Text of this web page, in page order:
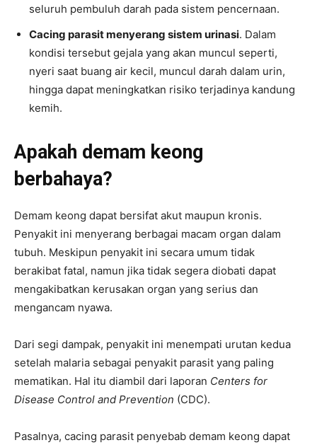
seluruh pembuluh darah pada sistem pencernaan.
Cacing parasit menyerang sistem urinasi. Dalam
kondisi tersebut gejala yang akan muncul seperti,
nyeri saat buang air kecil, muncul darah dalam urin,
hingga dapat meningkatkan risiko terjadinya kandung
kemih.
Apakah demam keong
berbahaya?
Demam keong dapat bersifat akut maupun kronis.
Penyakit ini menyerang berbagai macam organ dalam
tubuh. Meskipun penyakit ini secara umum tidak
berakibat fatal, namun jika tidak segera diobati dapat
mengakibatkan kerusakan organ yang serius dan
mengancam nyawa.
Dari segi dampak, penyakit ini menempati urutan kedua
setelah malaria sebagai penyakit parasit yang paling
mematikan. Hal itu diambil dari laporan Centers for
Disease Control and Prevention (CDC).
Pasalnya, cacing parasit penyebab demam keong dapat